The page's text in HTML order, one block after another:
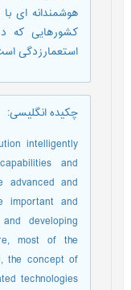
هوشمندانه‏ ای
کشورهایی که
استعمارزدگی
چکیده انگلیسی:
intelligently
and
advanced and
important and
developing
most of the
the concept of
technologies